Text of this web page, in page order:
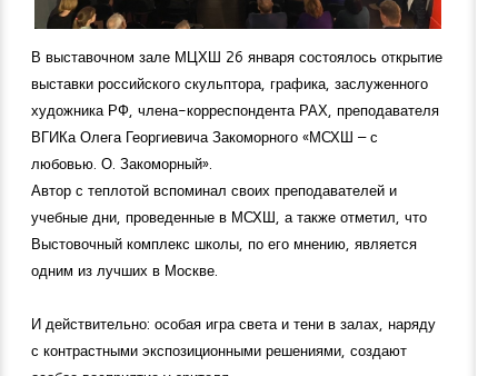
В выставочном зале МЦХШ 26 января состоялось открытие
выставки российского скульптора, графика, заслуженного
художника РФ, члена-корреспондента РАХ, преподавателя
ВГИКа Олега Георгиевича Закоморного «МСХШ – с
любовью. О. Закоморный».
Автор с теплотой вспоминал своих преподавателей и
учебные дни, проведенные в МСХШ, а также отметил, что
Выстовочный комплекс школы, по его мнению, является
одним из лучших в Москве.
И действительно: особая игра света и тени в залах, наряду
с контрастными экспозиционными решениями, создают